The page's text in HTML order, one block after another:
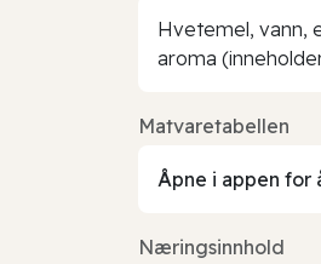
Hvetemel, vann,
aroma
Matvaretabellen
Åpne i appen for
Næringsinnhold